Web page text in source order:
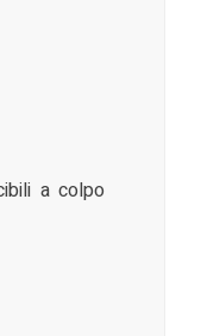
a colpo